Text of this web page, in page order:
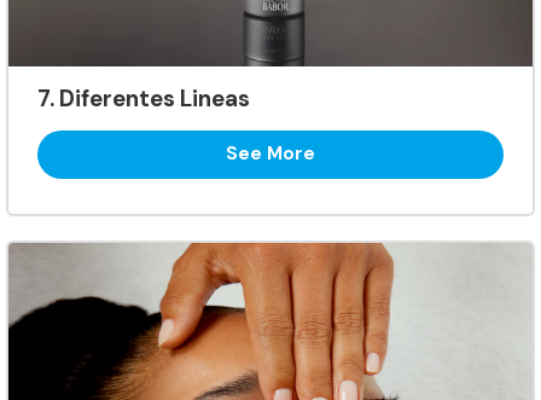
7. Diferentes Lineas
See More